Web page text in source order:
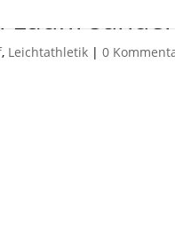
, Leichtathletik |0